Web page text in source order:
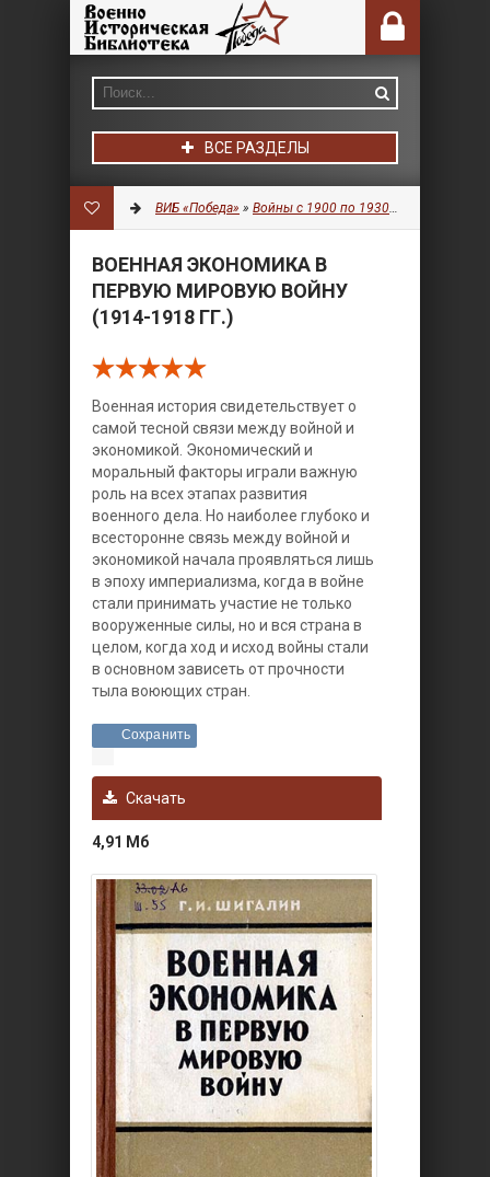
ВСЕ РАЗДЕЛЫ
ВИБ «Победа» » Войны с 1900 по 1930 гг.
ВОЕННАЯ ЭКОНОМИКА В
ПЕРВУЮ МИРОВУЮ ВОЙНУ
(1914-1918 ГГ.)
Военная история свидетельствует о
самой тесной связи между войной и
экономикой. Экономический и
моральный факторы играли важную
роль на всех этапах развития
военного дела. Но наиболее глубоко и
всесторонне связь между войной и
экономикой начала проявляться лишь
в эпоху империализма, когда в войне
стали принимать участие не только
вооруженные силы, но и вся страна в
целом, когда ход и исход войны стали
в основном зависеть от прочности
тыла воюющих стран.
Сохранить
Скачать
4,91 Мб